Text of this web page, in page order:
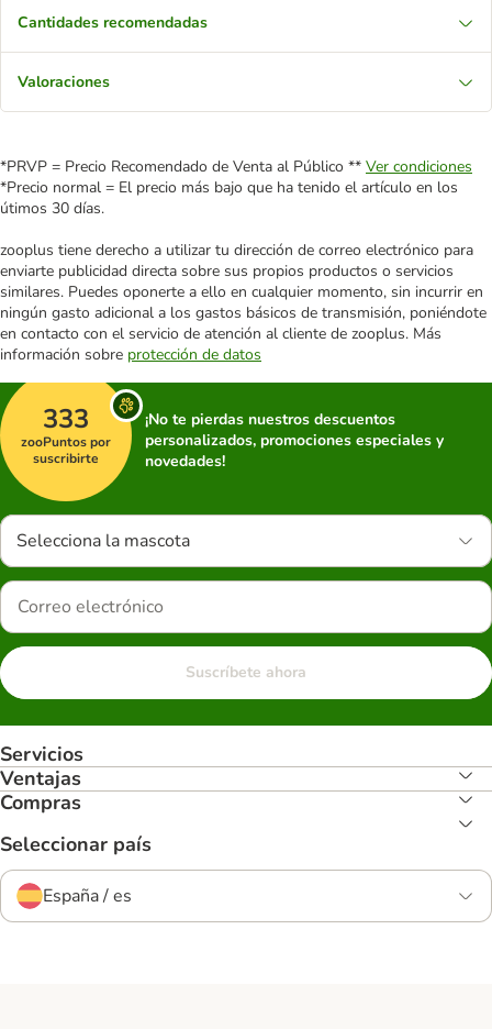
Cantidades recomendadas
Valoraciones
*PRVP = Precio Recomendado de Venta al Público ** Ver condiciones
*Precio normal = El precio más bajo que ha tenido el artículo en los
útimos 30 días.
zooplus tiene derecho a utilizar tu dirección de correo electrónico para
enviarte publicidad directa sobre sus propios productos o servicios
similares. Puedes oponerte a ello en cualquier momento, sin incurrir en
ningún gasto adicional a los gastos básicos de transmisión, poniéndote
en contacto con el servicio de atención al cliente de zooplus. Más
información sobre protección de datos
333
zooPuntos por
suscribirte
¡No te pierdas nuestros descuentos
personalizados, promociones especiales y
novedades!
Selecciona la mascota
Suscríbete ahora
Servicios
Ventajas
Compras
Seleccionar país
España / es